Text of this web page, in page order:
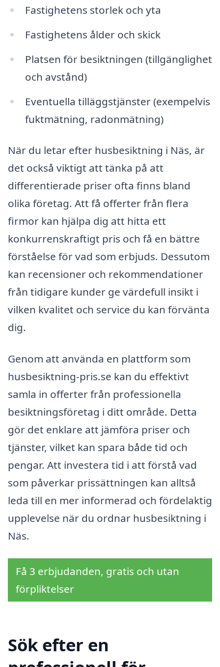
Fastighetens storlek och yta
Fastighetens ålder och skick
Platsen för besiktningen (tillgänglighet
och avstånd)
Eventuella tilläggstjänster (exempelvis
fuktmätning, radonmätning)
När du letar efter husbesiktning i Näs, är
det också viktigt att tänka på att
differentierade priser ofta finns bland
olika företag. Att få offerter från flera
firmor kan hjälpa dig att hitta ett
konkurrenskraftigt pris och få en bättre
förståelse för vad som erbjuds. Dessutom
kan recensioner och rekommendationer
från tidigare kunder ge värdefull insikt i
vilken kvalitet och service du kan förvänta
dig.
Genom att använda en plattform som
husbesiktning-pris.se kan du effektivt
samla in offerter från professionella
besiktningsföretag i ditt område. Detta
gör det enklare att jämföra priser och
tjänster, vilket kan spara både tid och
pengar. Att investera tid i att förstå vad
som påverkar prissättningen kan alltså
leda till en mer informerad och fördelaktig
upplevelse när du ordnar husbesiktning i
Näs.
Få 3 erbjudanden, gratis och utan
förpliktelser
Sök efter en